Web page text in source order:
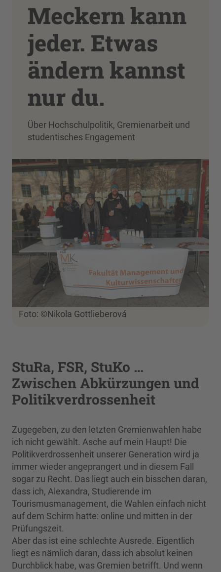
Meckern kann
jeder. Etwas
ändern kannst
nur du.
Über Hochschulpolitik, Gremienarbeit und
studentisches Engagement
Foto: ©Nikola Gottlieberová
StuRa, FSR, StuKo …
Zwischen Abkürzungen und
Politikverdrossenheit
Zugegeben, zu den letzten Gremienwahlen habe
ich nicht gewählt. Asche auf mein Haupt! Die
Politikverdrossenheit unserer Generation wird ja
immer wieder angeprangert und in diesem Fall
sogar zu Recht. Das liegt auch ein bisschen daran,
dass ich, Alexandra, Studierende im
Tourismusmanagement, die Wahlen einfach nicht
auf dem Schirm hatte: online und mitten in der
Prüfungszeit.
Aber das ist eine schlechte Ausrede. Eigentlich
liegt es nämlich daran, dass ich absolut keinen
Durchblick habe, was Gremien betrifft. Und wenn